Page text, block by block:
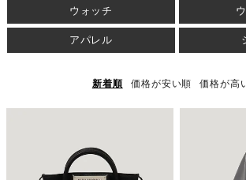
ウォッチ
アパレル
新着順 価格が安い順 価格が高